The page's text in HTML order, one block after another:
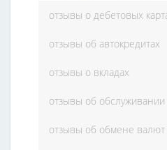
отзывы о дебетовых
отзывы об автокредитах
отзывы о вкладах
отзывы об обслуживании
отзывы об обмене валют